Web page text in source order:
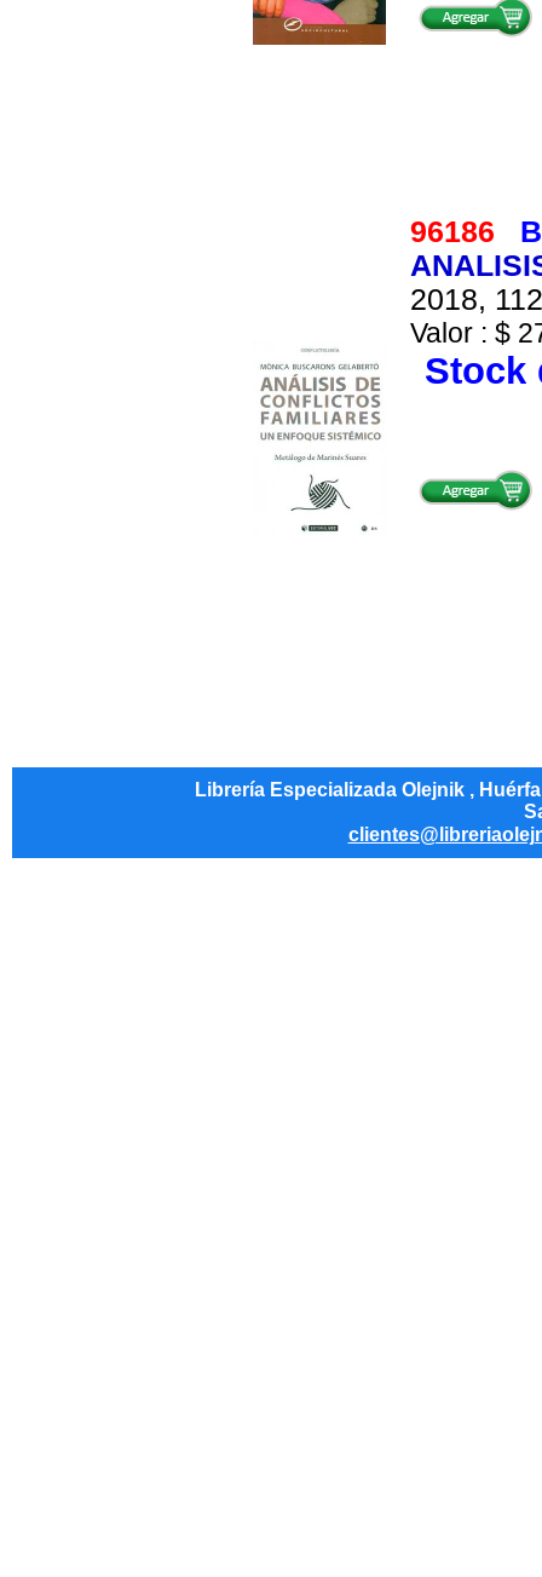
96186
2018,
Valor : $
Stock
Librería Especializada Olejnik ,